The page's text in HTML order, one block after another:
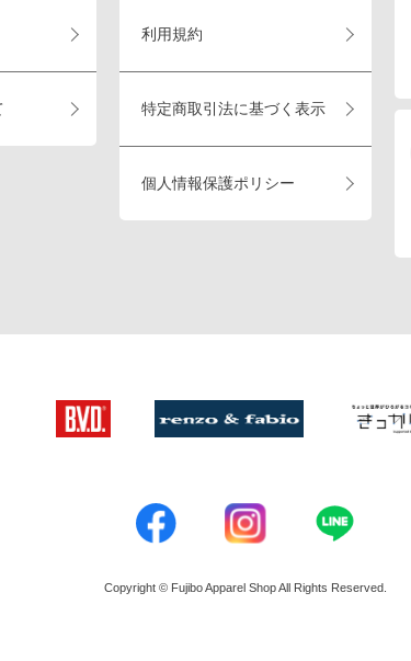
利用規約
特定商取引法に基づく表示
個人情報保護ポリシー
Copyright © Fujibo Apparel Shop All Rights Reserved.